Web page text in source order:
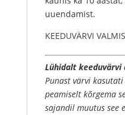
uuendamist.
KEEDUVÄRVI
Lühidalt keeduvärvi
Punast värvi
peamiselt kõrgema
sajandil muutus see